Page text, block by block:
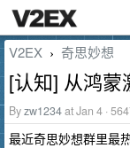
V2EX › 奇思妙想
[认知] 从鸿蒙
Byzw1234at Jan 4 ·
最近奇思妙想群里最